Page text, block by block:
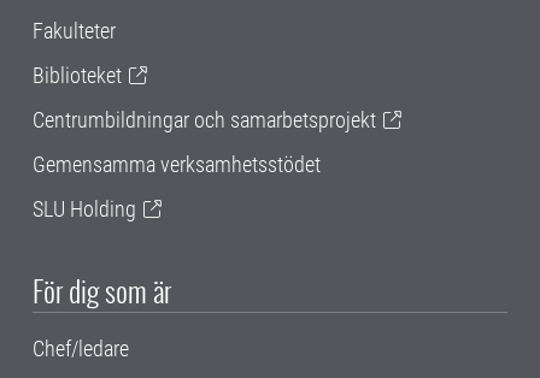
Fakulteter
Biblioteket
Centrumbildningar och samarbetsprojekt
Gemensamma verksamhetsstödet
SLU Holding
För dig som är
Chef/ledare